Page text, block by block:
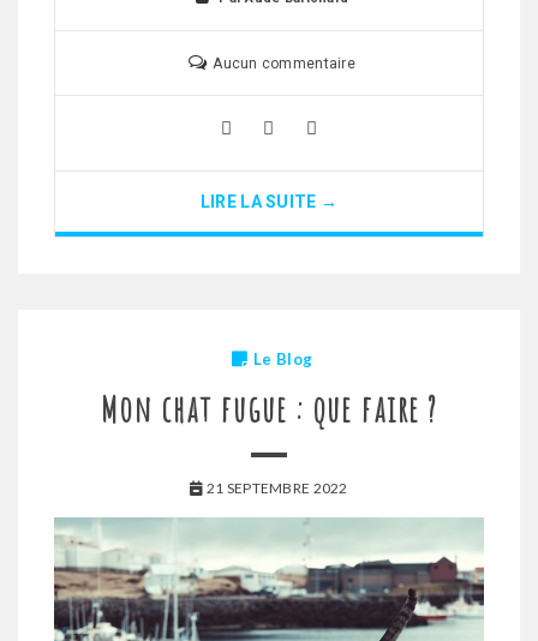
Aucun commentaire
LIRE LA SUITE →
Le Blog
Mon chat fugue : que faire ?
21 SEPTEMBRE 2022